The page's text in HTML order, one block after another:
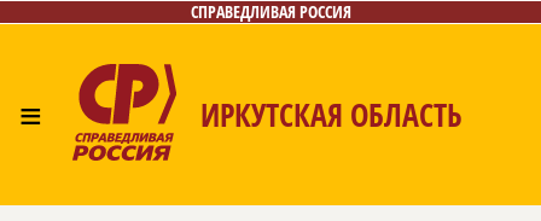
СПРАВЕДЛИВАЯ РОССИЯ
≡ ИРКУТСКАЯ ОБЛАСТЬ